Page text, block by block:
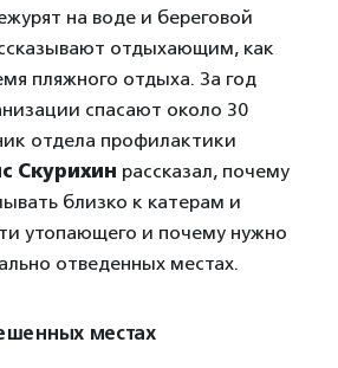
на воде и береговой
отдыхающим, как
пляжного отдыха. За год
спасают около 30
отдела профилактики
Скурихин рассказал, почему
близко к катерам и
утопающего и почему нужно
отведенных местах.
местах